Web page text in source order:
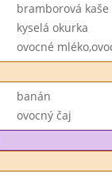
bramborová
kyselá okurka
ovocné
banán
ovocný čaj